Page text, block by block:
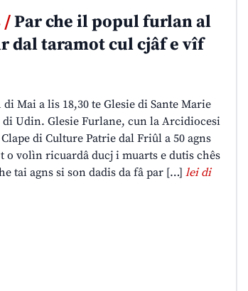
/Par che il popul furlan al
dal taramot cul cjâf e vîf
Mai a lis 18,30 te Glesie di Sante Marie
di Udin. Glesie Furlane, cun la Arcidiocesi
di Culture Patrie dal Friûl a 50 agns
o volìn ricuardâ ducj i muarts e dutis chês
tai agns si son dadis da fâ par […] lei di